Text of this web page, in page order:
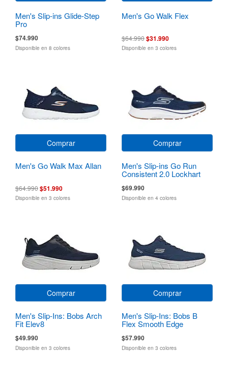
Men's Slip-ins Glide-Step
Pro
$74.990
Disponible en 8 colores
Men's Go Walk Flex
$64.990$31.990
Disponible en 3 colores
Comprar
Men's Go Walk Max Allan
$64.990$51.990
Disponible en 3 colores
Comprar
Men's Slip-ins Go Run
Consistent 2.0 Lockhart
$69.990
Disponible en 4 colores
Comprar
Men's Slip-Ins: Bobs Arch
Fit Elev8
$49.990
Disponible en 3 colores
Comprar
Men's Slip-Ins: Bobs B
Flex Smooth Edge
$57.990
Disponible en 3 colores